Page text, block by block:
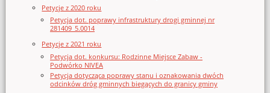
Petycje z 2020 roku
Petycja dot. poprawy infrastruktury drogi gminnej nr
281409_5.0014
Petycje z 2021 roku
Petycja dot. konkursu: Rodzinne Miejsce Zabaw -
Podwórko NIVEA
Petycja dotycząca poprawy stanu i oznakowania dwóch
odcinków dróg gminnych biegących do granicy gminy